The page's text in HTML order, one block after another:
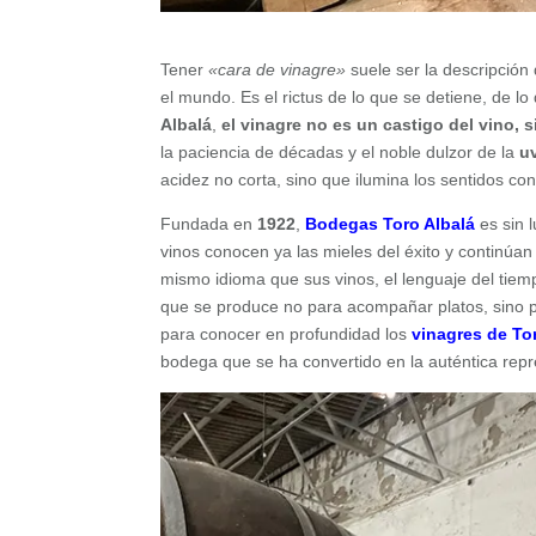
Tener«cara de vinagre» suele ser la
el mundo. Es el rictus de lo que se detiene, de
Albalá ,el vinagre no es un castigo del vino,
la paciencia de décadas y el noble dulzor de la
acidez no corta, sino que ilumina los sentidos
Fundada en 1922 Bodegas Toro Albalá es sin
vinos conocen ya las mieles del éxito y
mismo idioma que sus vinos, el lenguaje del
que se produce no para acompañar platos, sino
para conocer en profundidad losvinagres de
bodega que se ha convertido en la auténtica